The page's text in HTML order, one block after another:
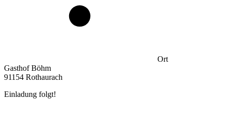
Ort
Gasthof Böhm
91154 Rothaurach
Einladung folgt!